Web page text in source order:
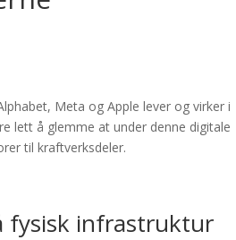
Meta og Apple lever og virker i
lett å glemme at under denne digitale
til kraftverksdeler.
fysisk infrastruktur